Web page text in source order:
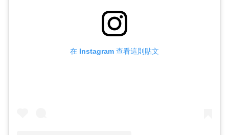
在 Instagram 查看這則貼文